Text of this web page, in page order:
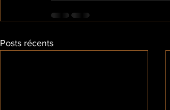
Posts récents